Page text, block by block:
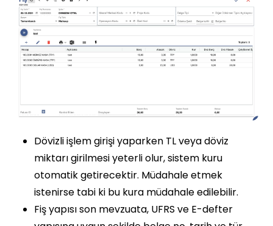
Dövizli işlem girişi yaparken TL veya döviz
miktarı girilmesi yeterli olur, sistem kuru
otomatik getirecektir. Müdahale etmek
istenirse tabi ki bu kura müdahale edilebilir.
Fiş yapısı son mevzuata, UFRS ve E-defter